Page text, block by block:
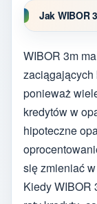
Jak WIBOR
WIBOR 3m
zaciągających
ponieważ
kredytów w
hipoteczne
się zmieniać
Kiedy WIBOR